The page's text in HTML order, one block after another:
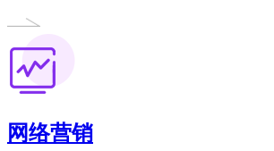
网络营销